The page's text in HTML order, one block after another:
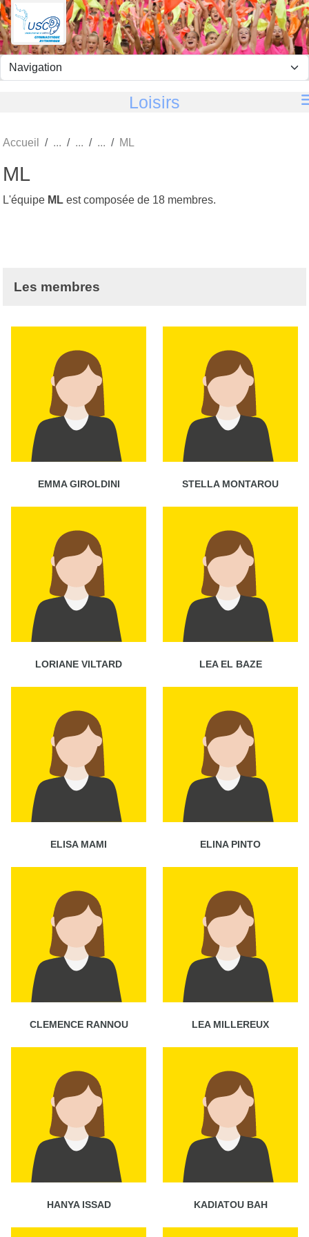
Loisirs
Accueil ML
ML
L'équipe ML est composée de 18 membres.
Les membres
EMMA GIROLDINI STELLA MONTAROU
LORIANE VILTARD LEA EL BAZE
ELISA MAMI ELINA PINTO
CLEMENCE RANNOU LEA MILLEREUX
HANYA ISSAD KADIATOU BAH
Panneau de gestion des cookies